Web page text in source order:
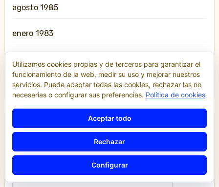
agosto 1985
enero 1983
noviembre 1964
Aeropuerto Alicante Asamblea
Canarias
Utilizamos cookies propias y de terceros para garantizar el
funcionamiento de la web, medir su uso y mejorar nuestros
servicios. Puede aceptar todas las cookies, rechazar las no
necesarias o configurar sus preferencias. Política de cookies
Aceptar todo
Rechazar
Configurar